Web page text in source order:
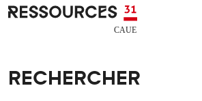
Aller au contenu principal
CAUE RESSOURCES 31
RECHERCHER